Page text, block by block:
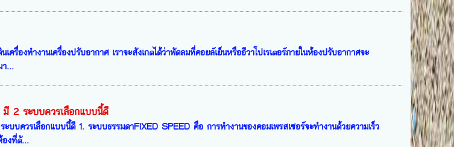
เครื่องทำงานเครื่องปรับอากาศ เราจะสังเกตได้ว่าพัดลมที่คอยล์เย็นหรืออีวาโปเรเตอร์ภายในห้องปรับอากาศจะ
...
มี 2 ระบบควรเลือกแบบนี้ดี
บบควรเลือกแบบนี้ดี 1. ระบบธรรมดาFIXED SPEED คือ การทำงานของคอมเพรสเซอร์จะทำงานด้วยความเร็ว
องที่ตั...